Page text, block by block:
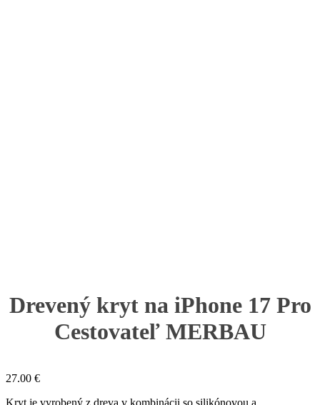
Drevený kryt na iPhone 17 Pro
Cestovateľ MERBAU
27.00 €
Kryt je vyrobený z dreva v kombinácii so silikónovou a